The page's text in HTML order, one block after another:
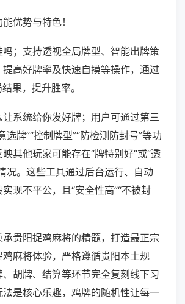
优势与特色！
；支持透视全局牌型、智能出牌策
高好牌率及快速自摸等操作，通过
果，提升胜率。
系统给你发好牌；用户可通过第三
选牌”“控制牌型”“防检测防封号”等功
其他玩家可能存在“牌特别好”或“透
况。这些工具通过后台运行、自动
现不平公，且“安全性高”“不被封
贵阳捉鸡麻将的精髓，打造最正宗
麻将体验，严格遵循贵阳本土规
胡牌、结算等环节完全复刻线下习
是核心乐趣，鸡牌的随机性让每一